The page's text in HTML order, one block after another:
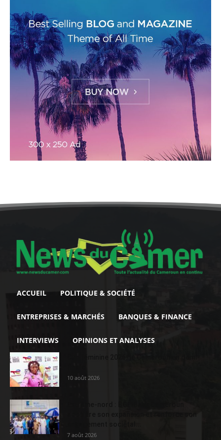
ACCUEIL POLITIQUE & SOCIÉTÉ
ENTREPRISES & MARCHÉS BANQUES & FINANCE
INTERVIEWS OPINIONS ET ANALYSES
10 août 2026
7 août 2026